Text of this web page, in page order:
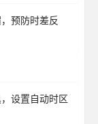
预防时差反
设置自动时区